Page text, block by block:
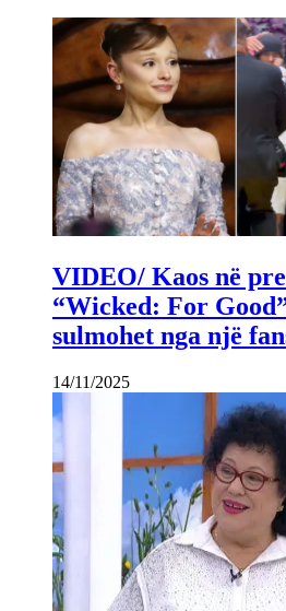
VIDEO/ Kaos në
“Wicked: For
sulmohet nga një
14/11/2025